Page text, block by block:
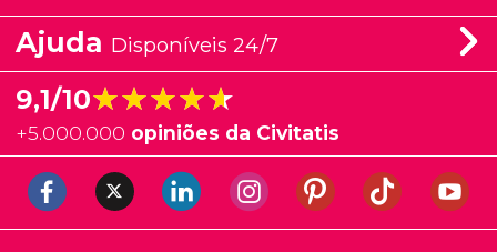
Ajuda Disponíveis 24/7
9,1/10★★★★★
★★★★★
+5.000.000 opiniões da Civitatis